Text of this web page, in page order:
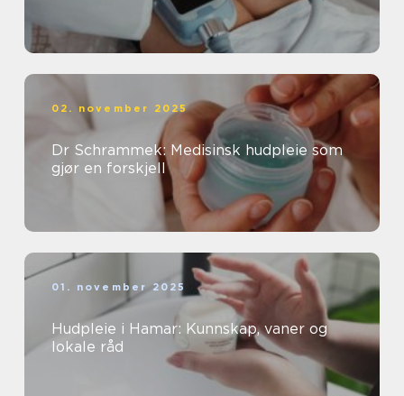
02. november 2025
Dr Schrammek: Medisinsk hudpleie som
gjør en forskjell
01. november 2025
Hudpleie i Hamar: Kunnskap, vaner og
lokale råd